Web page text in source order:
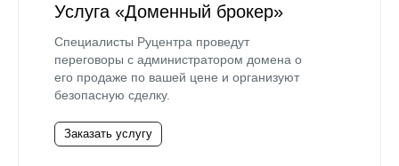
Услуга «Доменный брокер»
Специалисты Руцентра проведут
переговоры с администратором домена о
его продаже по вашей цене и организуют
безопасную сделку.
Заказать услугу